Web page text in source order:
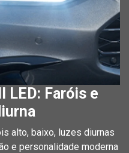
LED: Faróis e
alto, baixo, luzes diurnas
e personalidade moderna